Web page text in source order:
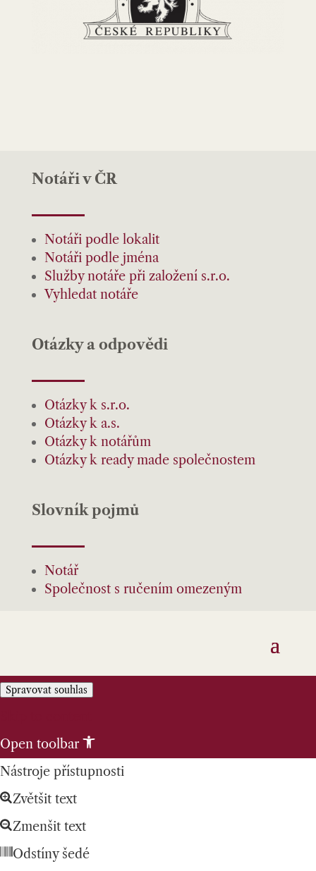
Notáři v ČR
Notáři podle lokalit
Notáři podle jména
Služby notáře při založení s.r.o.
Vyhledat notáře
Otázky a odpovědi
Otázky k s.r.o.
Otázky k a.s.
Otázky k notářům
Otázky k ready made společnostem
Slovník pojmů
Notář
Společnost s ručením omezeným
Spravovat souhlas
Open toolbar
Nástroje přístupnosti
Zvětšit text
Zmenšit text
Odstíny šedé